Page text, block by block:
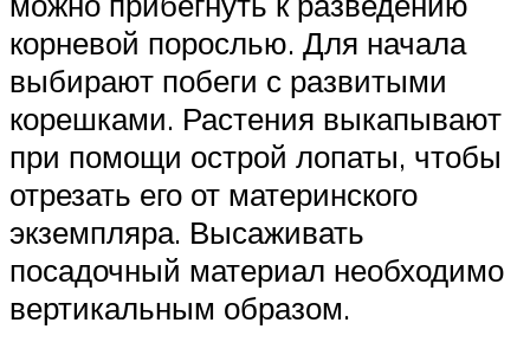
корневой порослью. Для начала
выбирают побеги с развитыми
корешками. Растения выкапывают
при помощи острой лопаты, чтобы
отрезать его от материнского
экземпляра. Высаживать
посадочный материал необходимо
вертикальным образом.